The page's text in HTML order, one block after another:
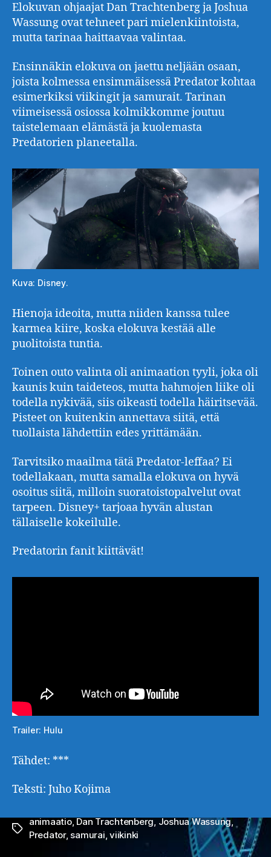
Elokuvan ohjaajat Dan Trachtenberg ja Joshua
Wassung ovat tehneet pari mielenkiintoista,
mutta tarinaa haittaavaa valintaa.
Ensinnäkin elokuva on jaettu neljään osaan,
joista kolmessa ensimmäisessä Predator kohtaa
esimerkiksi viikingit ja samurait. Tarinan
viimeisessä osiossa kolmikkomme joutuu
taistelemaan elämästä ja kuolemasta
Predatorien planeetalla.
Kuva: Disney.
Hienoja ideoita, mutta niiden kanssa tulee
karmea kiire, koska elokuva kestää alle
puolitoista tuntia.
Toinen outo valinta oli animaation tyyli, joka oli
kaunis kuin taideteos, mutta hahmojen liike oli
todella nykivää, siis oikeasti todella häiritsevää.
Pisteet on kuitenkin annettava siitä, että
tuollaista lähdettiin edes yrittämään.
Tarvitsiko maailma tätä Predator-leffaa? Ei
todellakaan, mutta samalla elokuva on hyvä
osoitus siitä, milloin suoratoistopalvelut ovat
tarpeen. Disney+ tarjoaa hyvän alustan
tällaiselle kokeilulle.
Predatorin fanit kiittävät!
Trailer: Hulu
Tähdet: ***
Teksti: Juho Kojima
Avainsanat
animaatio, Dan Trachtenberg, Joshua Wassung,
Predator, samurai,viikinki